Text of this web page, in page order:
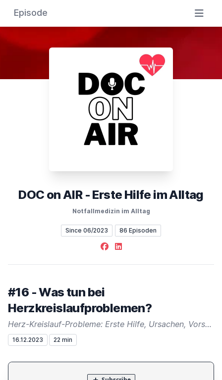
Episode
DOC on AIR - Erste Hilfe im Alltag
Notfallmedizin im Alltag
Since 06/2023 86 Episoden
Facebook
LinkedIn
#16 - Was tun bei
Herzkreislaufproblemen?
Herz-Kreislauf-Probleme: Erste Hilfe, Ursachen, Vorsorge, Notruf. Selbstermutigung. Danke fürs Zuhören!
16.12.2023 22 min